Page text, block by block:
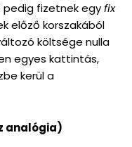
pedig fizetnek egyfix
előző korszakából
költsége nulla
egyes kattintás,
kerül a
analógia)